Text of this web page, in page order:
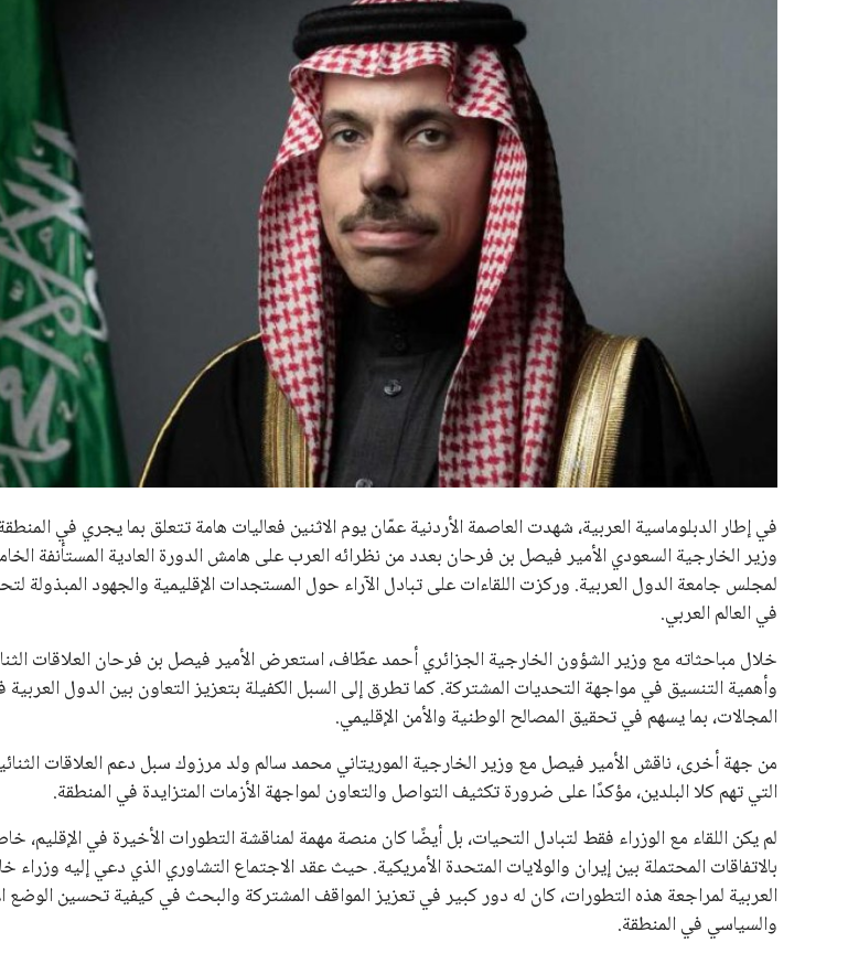
في إطار الدبلوماسية العربية، شهدت العاصمة الأردنية عمّان يوم الاثنين فعاليات هامة تتعلق بما يجري في
وزير الخارجية السعودي الأمير فيصل بن فرحان بعدد من نظرائه العرب على هامش الدورة العادية المستأنفة
لمجلس جامعة الدول العربية. وركزت اللقاءات على تبادل الآراء حول المستجدات الإقليمية والجهود المبذولة
في العالم العربي.
خلال مباحثاته مع وزير الشؤون الخارجية الجزائري أحمد عطّاف، استعرض الأمير فيصل بن فرحان العلاقات
وأهمية التنسيق في مواجهة التحديات المشتركة. كما تطرق إلى السبل الكفيلة بتعزيز التعاون بين الدول
المجالات، بما يسهم في تحقيق المصالح الوطنية والأمن الإقليمي.
من جهة أخرى، ناقش الأمير فيصل مع وزير الخارجية الموريتاني محمد سالم ولد مرزوك سبل دعم العلاقات
التي تهم كلا البلدين، مؤكدًا على ضرورة تكثيف التواصل والتعاون لمواجهة الأزمات المتزايدة في المنطقة.
لم يكن اللقاء مع الوزراء فقط لتبادل التحيات، بل أيضًا كان منصة مهمة لمناقشة التطورات الأخيرة في الإقليم،
بالاتفاقات المحتملة بين إيران والولايات المتحدة الأمريكية. حيث عقد الاجتماع التشاوري الذي دعي إليه وزراء
العربية لمراجعة هذه التطورات، كان له دور كبير في تعزيز المواقف المشتركة والبحث في كيفية تحسين الوضع
والسياسي في المنطقة.